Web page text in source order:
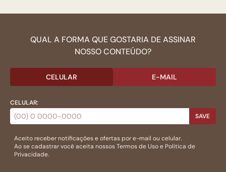
QUAL A FORMA QUE GOSTARIA DE ASSINAR
NOSSO CONTEÚDO?
CELULAR E-MAIL
CELULAR:
SAVE
Aceito receber notificações e ofertas por e-mail ou celular.
Ao se cadastrar você aceita nossosTermos de Usoe Politica de
Privacidade.